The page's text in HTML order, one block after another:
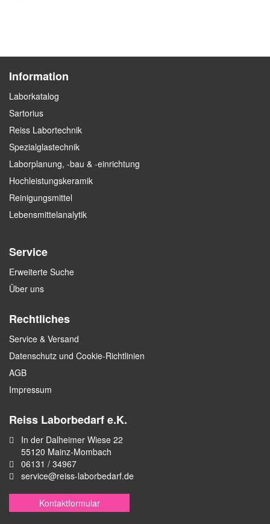
Information
Laborkatalog
Sartorius
Reiss Labortechnik
Spezialglastechnik
Laborplanung, -bau & -einrichtung
Hochleistungskeramik
Reinigungsmittel
Lebensmittelanalytik
Service
Erweiterte Suche
Über uns
Rechtliches
Service & Versand
Datenschutz und Cookie-Richtlinien
AGB
Impressum
Reiss Laborbedarf e.K.
In der Dalheimer Wiese 22
55120 Mainz-Mombach
06131 / 34967
service@reiss-laborbedarf.de
Kontaktformular